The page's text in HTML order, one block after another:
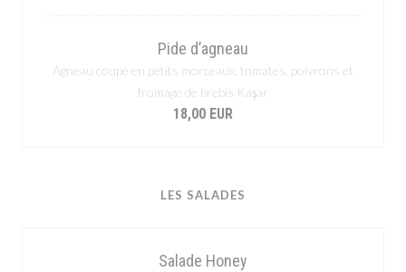
Pide d’agneau
Agneau coupé en petits morceaux, tomates, poivrons et
fromage de brebis Kaşar
18,00 EUR
LES SALADES
Salade Honey